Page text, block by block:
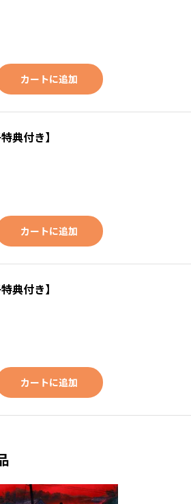
カートに追加
典付き】
カートに追加
典付き】
カートに追加